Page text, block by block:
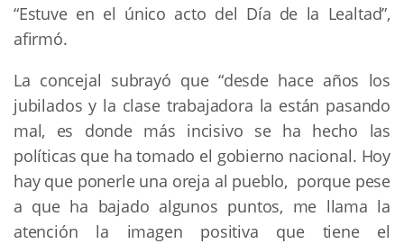
“Estuve en el único acto del Día de la Lealtad”,
afirmó.
La concejal subrayó que “desde hace años los
jubilados y la clase trabajadora la están pasando
mal, es donde más incisivo se ha hecho las
políticas que ha tomado el gobierno nacional. Hoy
hay que ponerle una oreja al pueblo, porque pese
a que ha bajado algunos puntos, me llama la
atención la imagen positiva que tiene el